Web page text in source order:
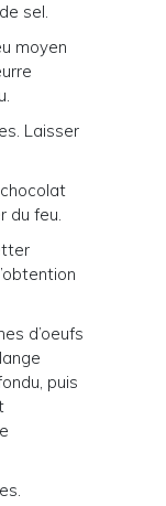
sel.
moyen
Laisser
du feu.
d’oeufs
puis